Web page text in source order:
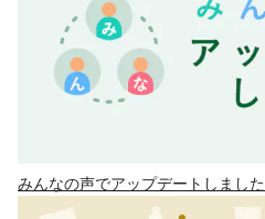
みんなの声でアップデートしました